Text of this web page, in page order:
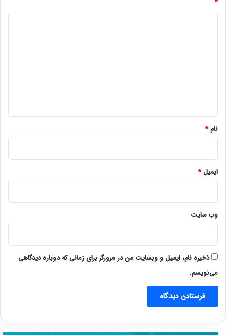
نام*
ایمیل*
وب‌ سایت
ذخیره نام، ایمیل و وبسایت من در مرورگر برای زمانی که دوباره دیدگاهی
می‌نویسم.